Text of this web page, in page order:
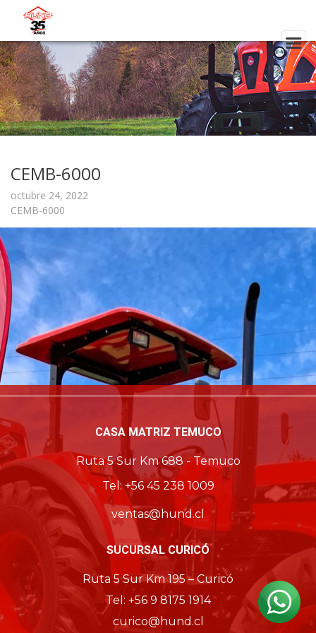
CEMB-6000
octubre 24, 2022
CEMB-6000
CASA MATRIZ TEMUCO
Ruta 5 Sur Km 688 - Temuco
Tel: +56 45 238 1009
ventas@hund.cl
SUCURSAL CURICÓ
Ruta 5 Sur Km 195 – Curicó
Tel: +56 9 8175 1914
curico@hund.cl